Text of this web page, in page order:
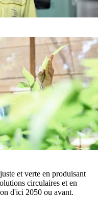
et verte en produisant
circulaires et en
d'ici 2050 ou avant.